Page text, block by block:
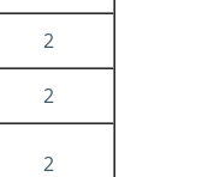
2
2
2